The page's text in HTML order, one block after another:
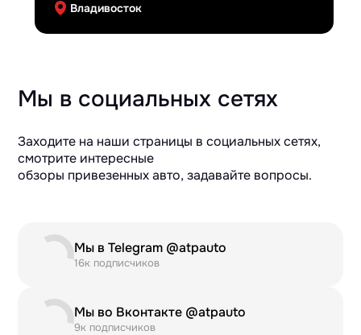
Владивосток
Мы в социальных сетях
Заходите на наши страницы в социальных сетях,
смотрите интересные
обзоры привезенных авто, задавайте вопросы.
Мы в Telegram @atpauto
16к подписчиков
Мы во Вконтакте @atpauto
9к подписчиков